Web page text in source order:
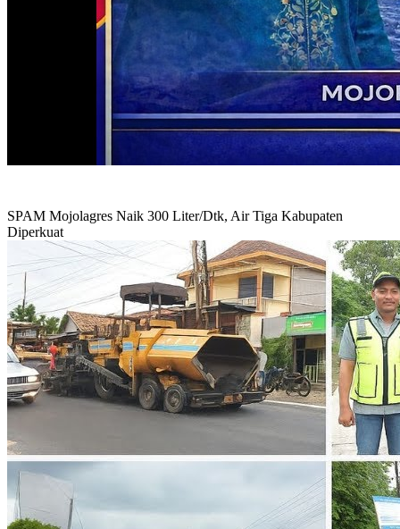
SPAM Mojolagres Naik 300 Liter/Dtk, Air Tiga Kabupaten
Diperkuat